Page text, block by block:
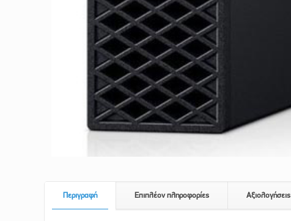
Περιγραφή Επιπλέον πληροφορίες Αξιολογήσεις